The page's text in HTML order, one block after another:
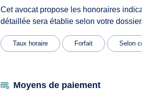
Cet avocat propose les honoraires
détaillée sera établie selon votre dossier.
Taux horaire Forfait Selon
Moyens de paiement